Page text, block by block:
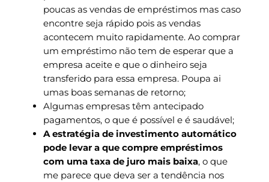
poucas as vendas de empréstimos mas caso
encontre seja rápido pois as vendas
acontecem muito rapidamente. Ao comprar
um empréstimo não tem de esperar que a
empresa aceite e que o dinheiro seja
transferido para essa empresa. Poupa ai
umas boas semanas de retorno;
Algumas empresas têm antecipado
pagamentos, o que é possível e é saudável;
A estratégia de investimento automático
pode levar a que compre empréstimos
com uma taxa de juro mais baixa, o que
me parece que deva ser a tendência nos